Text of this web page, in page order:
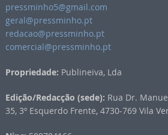
pressminho5@gmail.com
geral@pressminho.pt
redacao@pressminho.pt
comercial@pressminho.pt
Propriedade: Publineiva, Lda
Edição/Redacção (sede): Rua Dr.
35, 3º Esquerdo Frente, 4730-769 Vila